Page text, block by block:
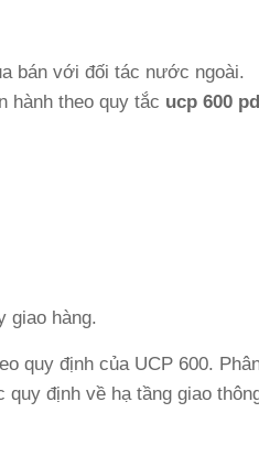
bán với đối tác nước ngoài.
hành theo quy tắc ucp 600
giao hàng.
quy định của UCP 600.
định về hạ tầng giao